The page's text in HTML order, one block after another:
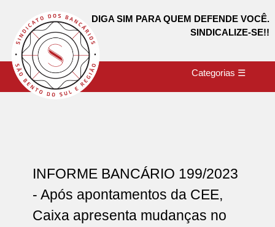
DIGA SIM PARA QUEM DEFENDE VOCÊ.
SINDICALIZE-SE!!
Categorias ☰
INFORME BANCÁRIO 199/2023
- Após apontamentos da CEE,
Caixa apresenta mudanças no